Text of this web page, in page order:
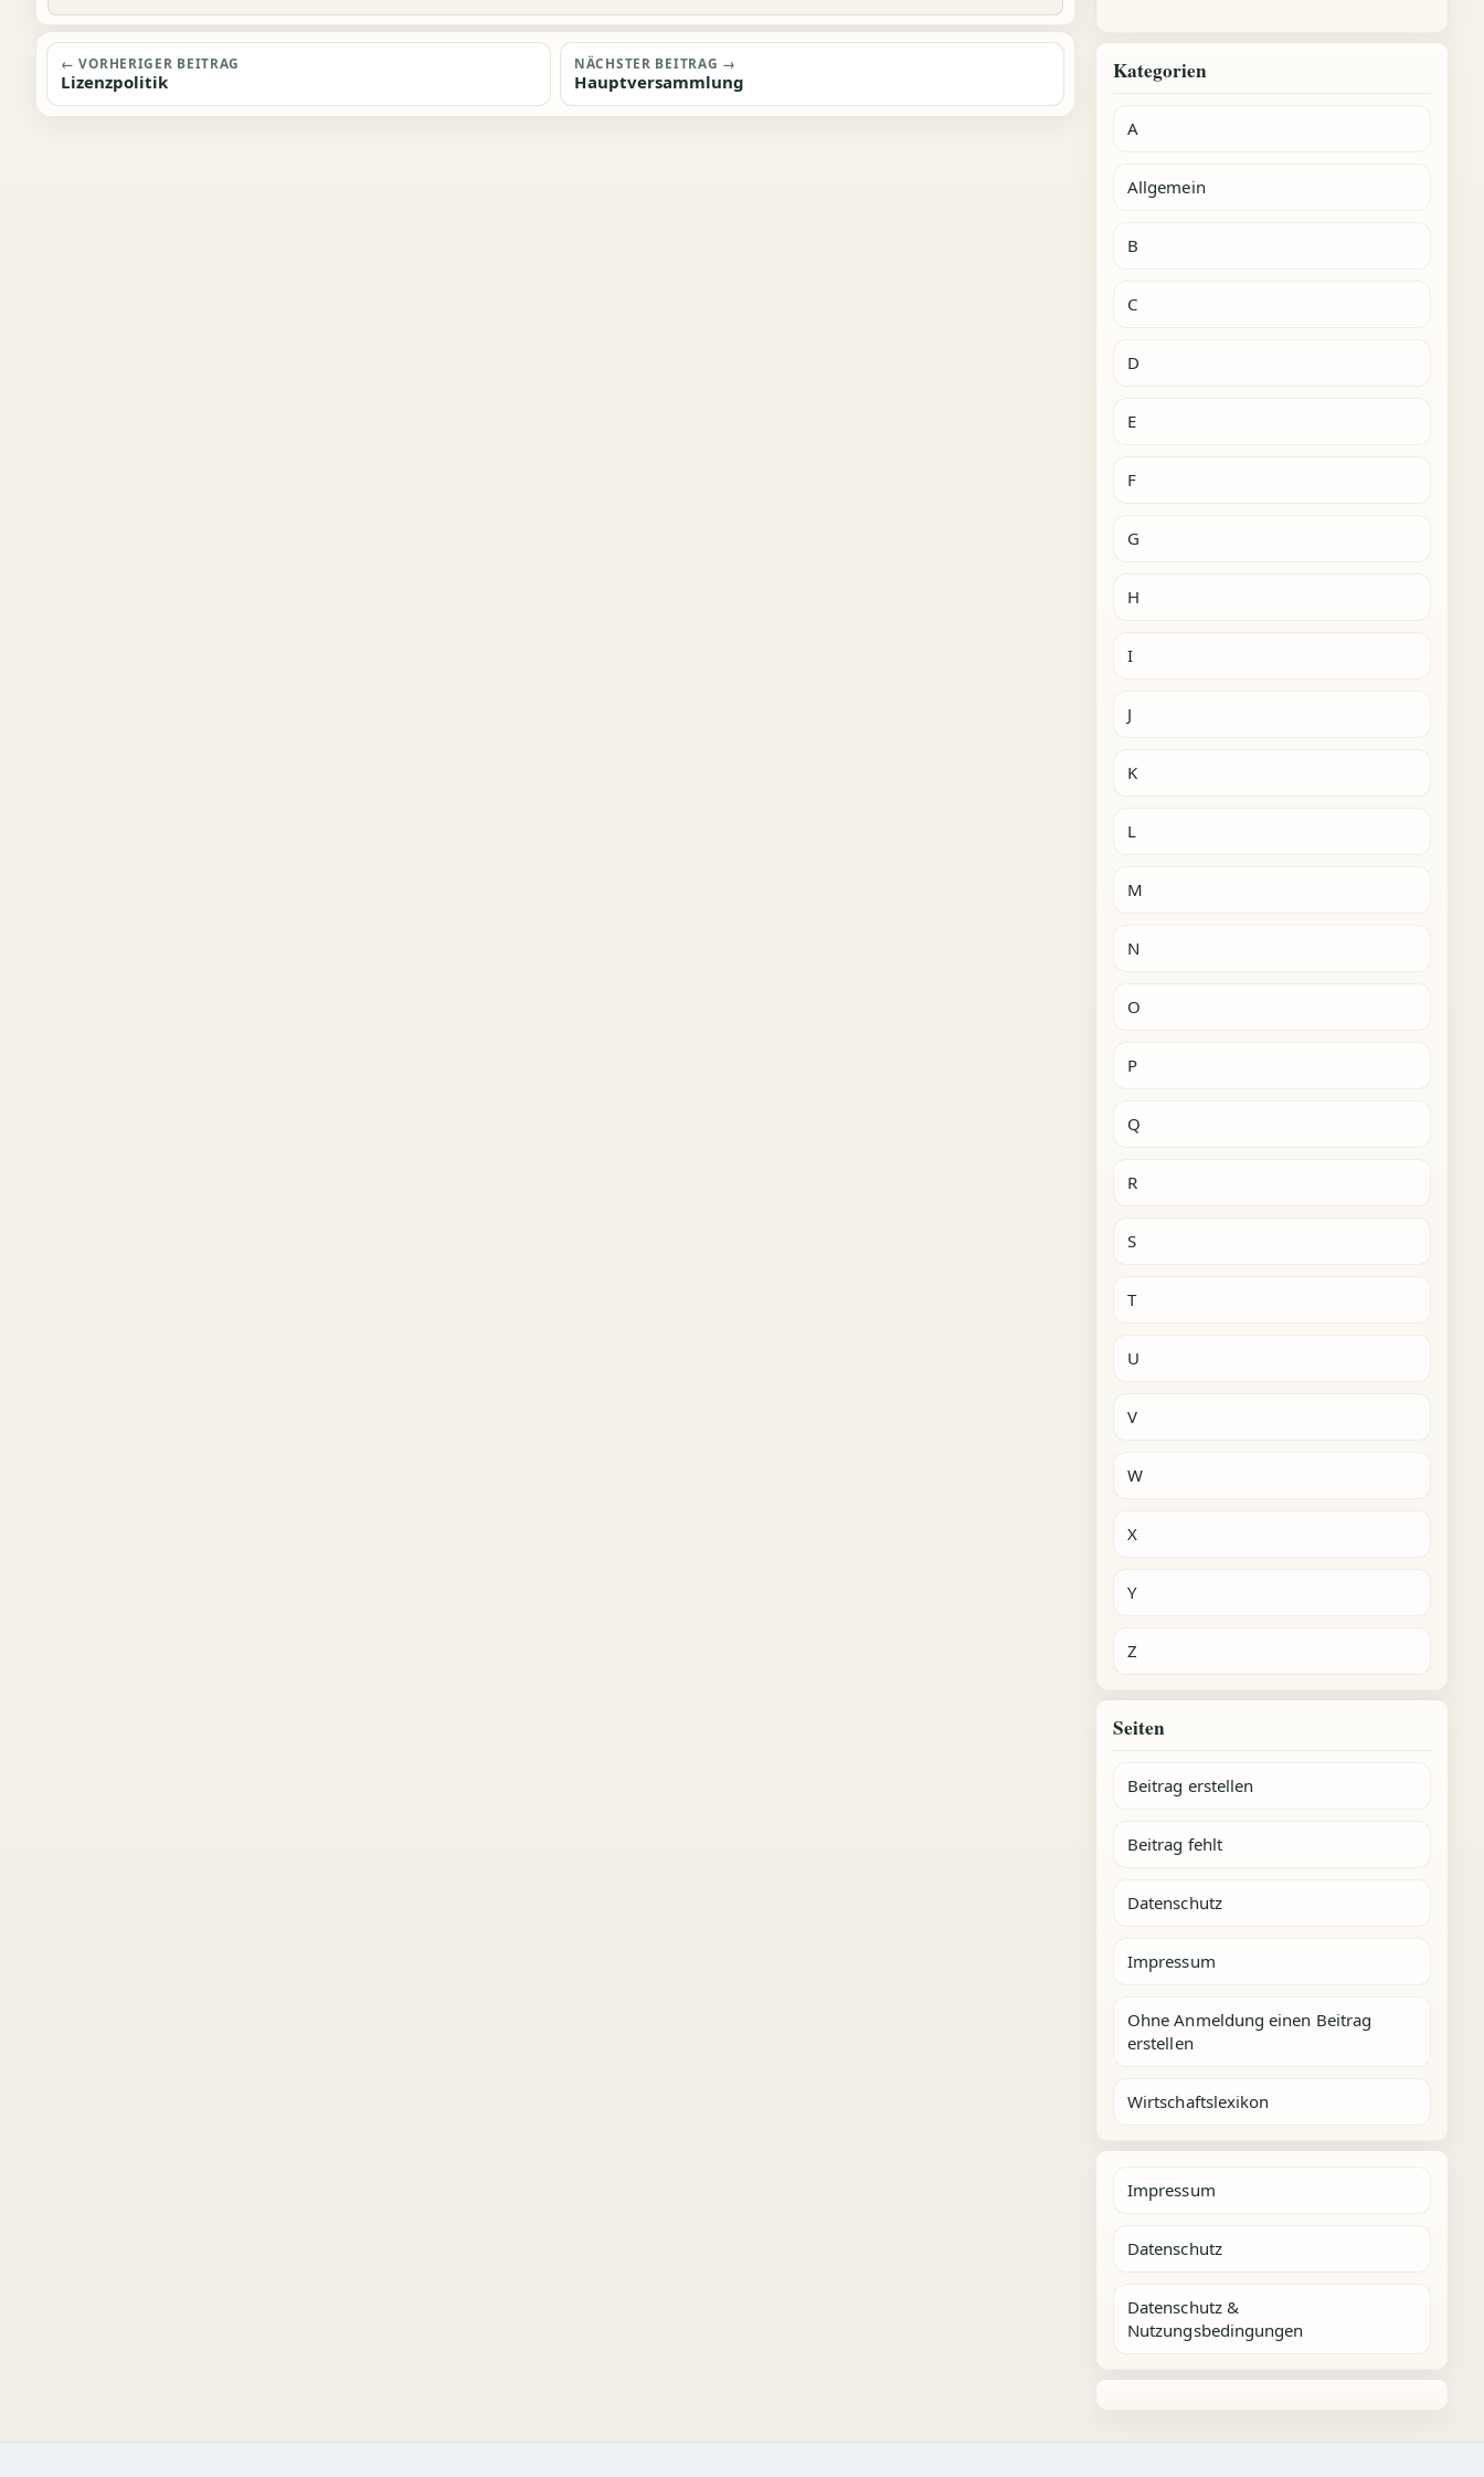
Beitragsnavigation
← VORHERIGER BEITRAG
Lizenzpolitik
NÄCHSTER BEITRAG →
Hauptversammlung Kategorien
A
Allgemein
B
C
D
E
F
G
H
I
J
K
L
M
N
O
P
Q
R
S
T
U
V
W
X
Y
Z
Seiten
Beitrag erstellen
Beitrag fehlt
Datenschutz
Impressum
Ohne Anmeldung einen Beitrag
erstellen
Wirtschaftslexikon
Impressum
Datenschutz
Datenschutz &
Nutzungsbedingungen